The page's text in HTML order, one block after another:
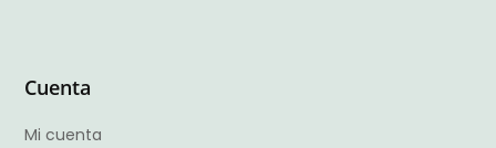
Cuenta
Mi cuenta